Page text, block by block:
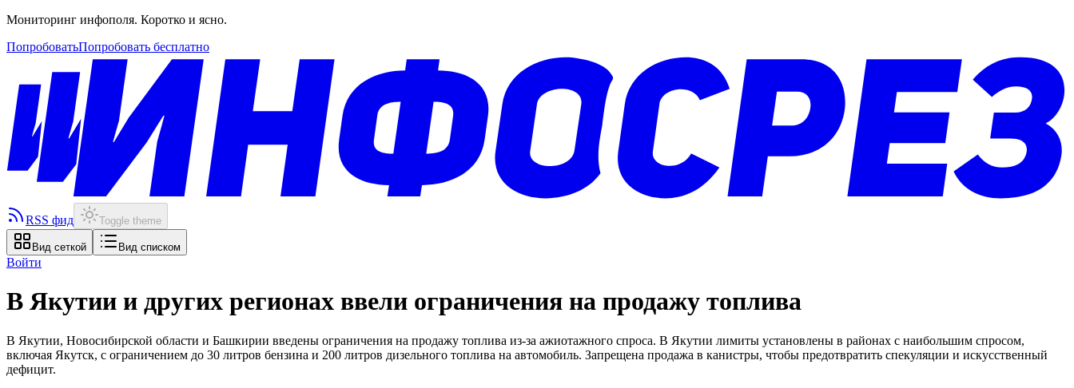
Мониторинг инфополя. Коротко и ясно.
ПопробоватьПопробовать бесплатно
RSS фид Toggle theme
Вид сеткой Вид списком
Войти
В Якутии и других регионах ввели ограничения на продажу топлива
В Якутии, Новосибирской области и Башкирии введены ограничения на продажу топлива из-за ажиотажного спроса. В Якутии лимиты установлены в районах с наибольшим спросом,
включая Якутск, с ограничением до 30 литров бензина и 200 литров дизельного топлива на автомобиль. Запрещена продажа в канистры, чтобы предотвратить спекуляции и искусственный
дефицит.